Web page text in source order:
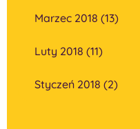
Marzec 2018 (13)
Luty 2018 (11)
Styczeń 2018 (2)